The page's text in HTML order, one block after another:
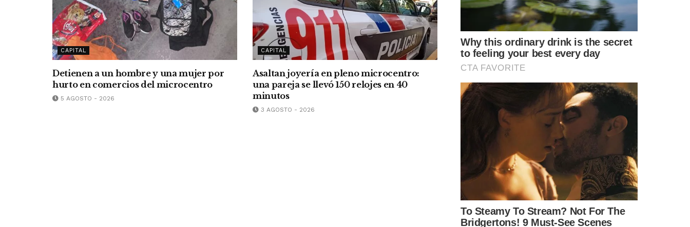
CAPITAL
Detienen a un hombre y una mujer por
hurto en comercios del microcentro
5 AGOSTO - 2026
CAPITAL
Asaltan joyería en pleno microcentro:
una pareja se llevó 150 relojes en 40
minutos
3 AGOSTO - 2026